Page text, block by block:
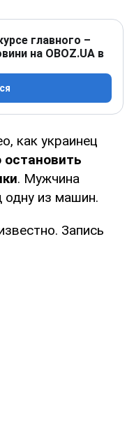
главного –
на OBOZ.UA в
как украинец
. Мужчина
одну из машин.
Запись